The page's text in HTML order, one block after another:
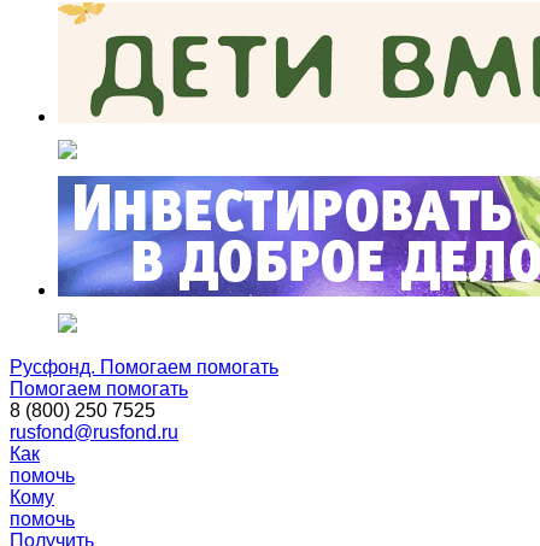
Русфонд. Помогаем помогать
Помогаем помогать
8 (800) 250 7525
rusfond@rusfond.ru
Как
помочь
Кому
помочь
Получить